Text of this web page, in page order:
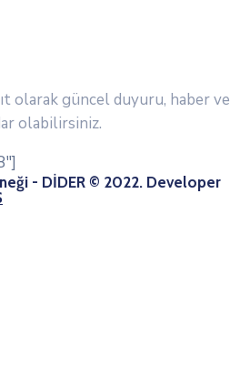
olarak güncel duyuru, haber ve
olabilirsiniz.
- DİDER © 2022. Developer